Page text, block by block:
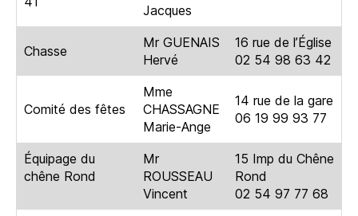
Jacques
Chasse
Mr GUENAIS
Hervé
16 rue de l’Église
02 54 98 63 42
Comité des fêtes
Mme
CHASSAGNE
Marie-Ange
14 rue de la gare
06 19 99 93 77
Équipage du
chêne Rond
Mr
ROUSSEAU
Vincent
15 Imp du Chêne
Rond
02 54 97 77 68